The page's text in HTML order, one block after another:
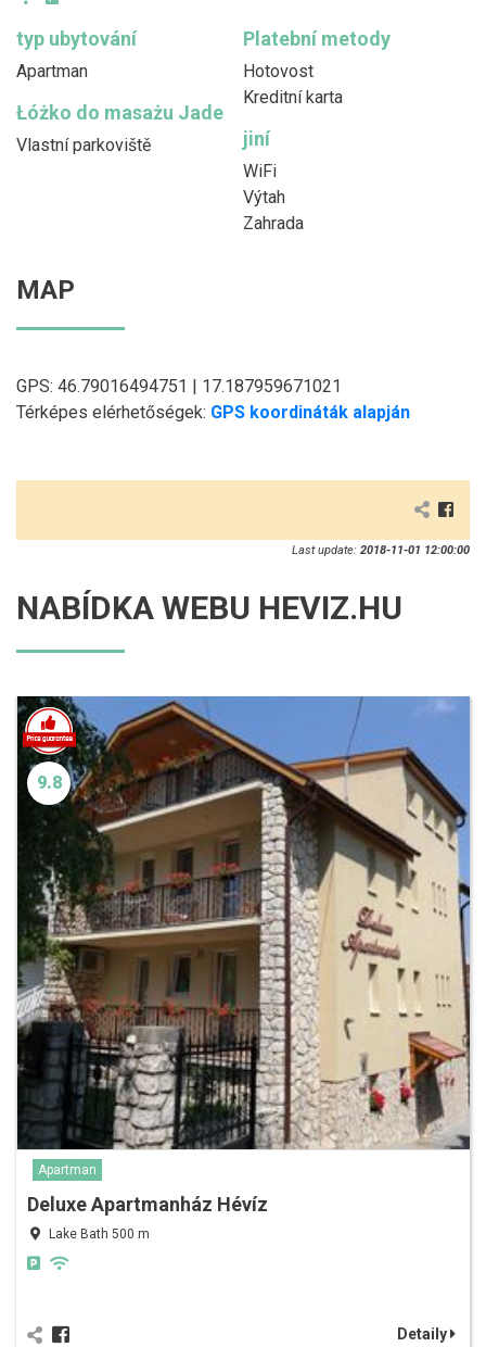
typ ubytování
Apartman
Platební metody
Hotovost
Kreditní karta
Łóżko do masażu Jade
Vlastní parkoviště jiní
WiFi
Výtah
Zahrada
MAP
GPS: 46.79016494751 | 17.187959671021
Térképes elérhetőségek: GPS koordináták alapján
Last update: 2018-11-01 12:00:00
NABÍDKA WEBU HEVIZ.HU
9.8
Apartman
Deluxe Apartmanház Hévíz
Lake Bath 500 m
Detaily